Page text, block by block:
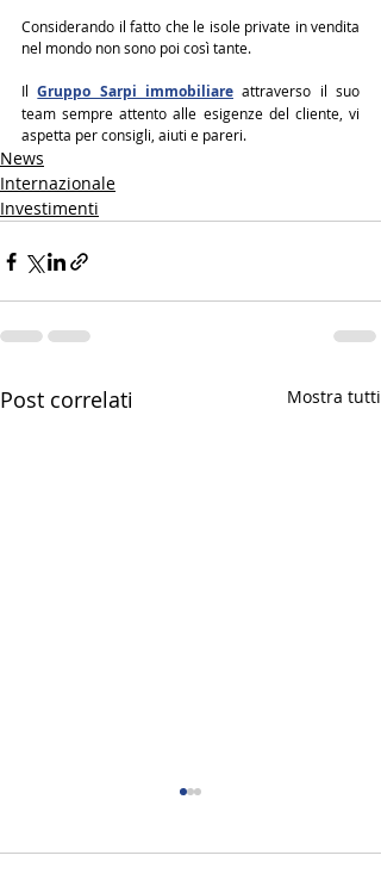
Considerando il fatto che le isole private in vendita
nel mondo non sono poi così tante.
Il Gruppo Sarpi immobiliare attraverso il suo
team sempre attento alle esigenze del cliente, vi
aspetta per consigli, aiuti e pareri.
News
Internazionale
Investimenti
Post correlati Mostra tutti